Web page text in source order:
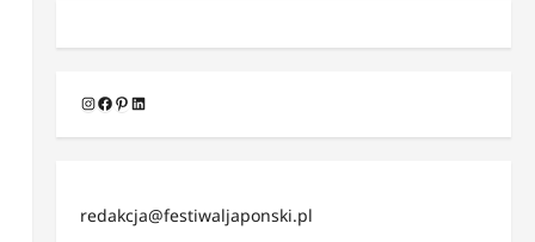
Instagram
Facebook
Pinterest
LinkedIn
redakcja@festiwaljaponski.pl